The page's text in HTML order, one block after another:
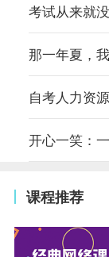
考试从来就
那一年夏，
自考人力资
开心一笑：
课程推荐